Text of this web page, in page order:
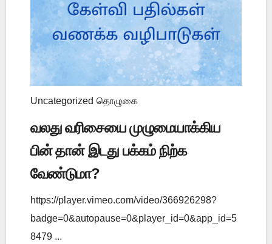
Uncategorized தொழுகை
வலது வரிசையை முழுமையாக்கிய
பின் தான் இடது பக்கம் நிற்க
வேண்டுமா?
https://player.vimeo.com/video/366926298?
badge=0&autopause=0&player_id=0&app_id=5
8479 ...